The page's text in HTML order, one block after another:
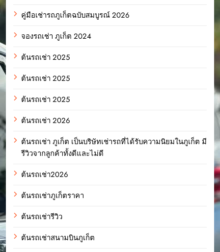
คู่มือเช่ารถภูเก็ตฉบับสมบูรณ์ 2026
จองรถเช่า ภูเก็ต 2024
ต้นรถเช่า 2025
ต้นรถเช่า 2025
ต้นรถเช่า 2025
ต้นรถเช่า 2026
ต้นรถเช่า ภูเก็ต เป็นบริษัทเช่ารถที่ได้รับความนิยมในภูเก็ต มี
รีวิวจากลูกค้าทั้งดีและไม่ดี
ต้นรถเช่า2026
ต้นรถเช่าภูเก็ตราคา
ต้นรถเช่ารีวิว
ต้นรถเช่าสนามบินภูเก็ต